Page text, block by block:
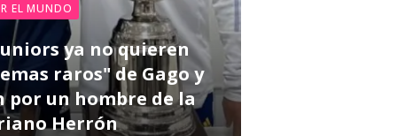
EL MUNDO
ya no quieren
raros" de Gago y
por un hombre de la
Herrón